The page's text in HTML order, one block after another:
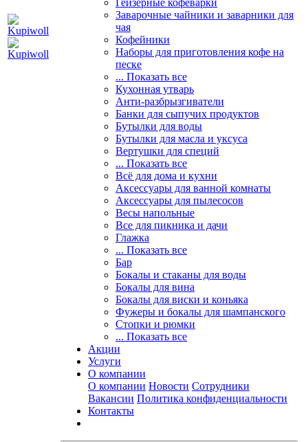
Гейзерные кофеварки
Заварочные чайники и заварники для
чая
Кофейники
Наборы для приготовления кофе на
песке
... Показать все
Кухонная утварь
Анти-разбрызгиватели
Банки для сыпучих продуктов
Бутылки для воды
Бутылки для масла и уксуса
Вертушки для специй
... Показать все
Всё для дома и кухни
Аксессуары для ванной комнаты
Аксессуары для пылесосов
Весы напольные
Все для пикника и дачи
Глажка
... Показать все
Бар
Бокалы и стаканы для воды
Бокалы для вина
Бокалы для виски и коньяка
Фужеры и бокалы для шампанского
Стопки и рюмки
... Показать все
Акции
Услуги
О компании
О компании Новости Сотрудники
Вакансии Политика конфиденциальности
Контакты